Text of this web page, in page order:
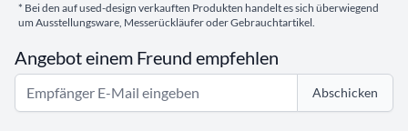
* Bei den auf used-design verkauften Produkten handelt es sich überwiegend
um Ausstellungsware, Messerückläufer oder Gebrauchtartikel.
Angebot einem Freund empfehlen
Abschicken